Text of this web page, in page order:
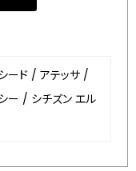
ード / アテッサ /
ー / シチズン エル